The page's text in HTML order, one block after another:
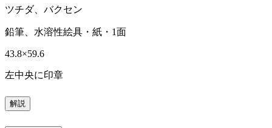
ツチダ、バクセン
鉛筆、水溶性絵具・紙・1面
43.8×59.6
左中央に印章
解説